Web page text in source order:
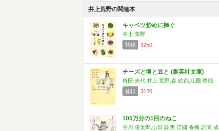
井上荒野の関連本
キャベツ炒めに捧ぐ
井上 荒野
登録
3250
チーズと塩と豆と (集英社文庫)
角田 光代,井上 荒野,森 絵都,江國 香織
登録
3120
100万分の1回のねこ
谷川 俊太郎,山田 詠美,江國 香織,岩瀬 成